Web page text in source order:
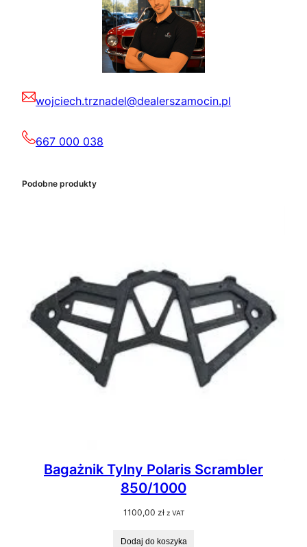
wojciech.trznadel@dealerszamocin.pl
667 000 038
Podobne produkty
Bagażnik Tylny Polaris Scrambler
850/1000
1100,00 zł z VAT
Dodaj do koszyka